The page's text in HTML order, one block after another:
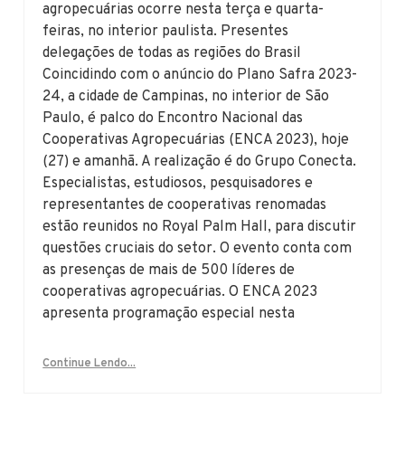
agropecuárias ocorre nesta terça e quarta-
feiras, no interior paulista. Presentes
delegações de todas as regiões do Brasil
Coincidindo com o anúncio do Plano Safra 2023-
24, a cidade de Campinas, no interior de São
Paulo, é palco do Encontro Nacional das
Cooperativas Agropecuárias (ENCA 2023), hoje
(27) e amanhã. A realização é do Grupo Conecta.
Especialistas, estudiosos, pesquisadores e
representantes de cooperativas renomadas
estão reunidos no Royal Palm Hall, para discutir
questões cruciais do setor. O evento conta com
as presenças de mais de 500 líderes de
cooperativas agropecuárias. O ENCA 2023
apresenta programação especial nesta
Continue Lendo...